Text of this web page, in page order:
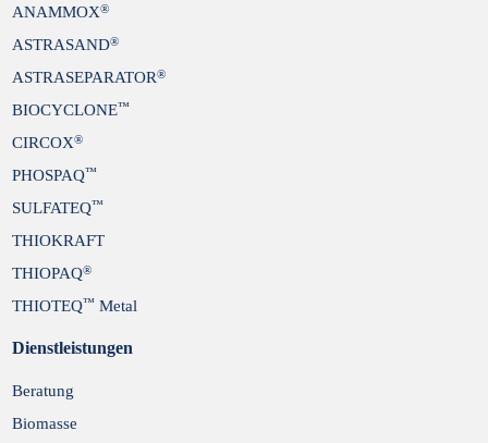
ANAMMOX®
ASTRASAND®
ASTRASEPARATOR®
BIOCYCLONE™
CIRCOX®
PHOSPAQ™
SULFATEQ™
THIOKRAFT
THIOPAQ®
THIOTEQ™ Metal
Dienstleistungen
Beratung
Biomasse